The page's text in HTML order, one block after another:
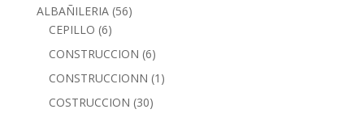
ALBAÑILERIA (56)
CEPILLO (6)
CONSTRUCCION (6)
CONSTRUCCIONN (1)
COSTRUCCION (30)